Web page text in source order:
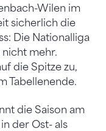
Wilen im
sicherlich die
Die Nationalliga
nicht mehr.
die Spitze zu,
Tabellenende.
die Saison am
der Ost- als